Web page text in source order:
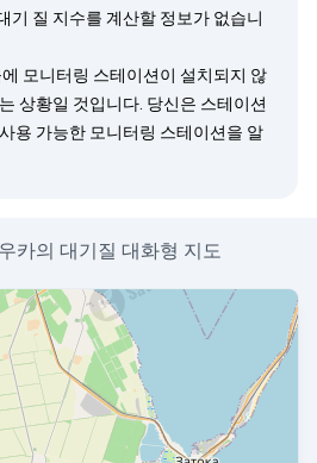
기 질 지수를 계산할 정보가 없습니
모니터링 스테이션이 설치되지 않
상황일 것입니다. 당신은 스테이션
용 가능한 모니터링 스테이션을 알
카의 대기질 대화형 지도